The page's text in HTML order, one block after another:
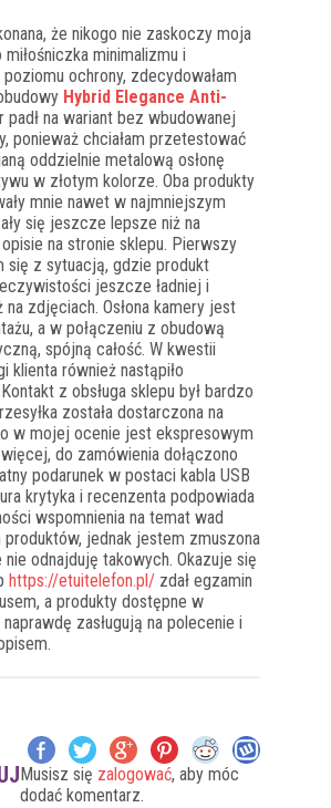
że nikogo nie zaskoczy moja
minimalizmu i
ochrony, zdecydowałam
Hybrid Elegance Anti-
padł na wariant bez wbudowanej
ponieważ chciałam przetestować
oddzielnie metalową osłonę
w złotym kolorze. Oba produkty
mnie nawet w najmniejszym
się jeszcze lepsze niż na
na stronie sklepu. Pierwszy
się z sytuacją, gdzie produkt
jeszcze ładniej i
zdjęciach. Osłona kamery jest
a w połączeniu z obudową
spójną całość. W kwestii
klienta również nastąpiło
z obsługa sklepu był bardzo
została dostarczona na
w mojej ocenie jest ekspresowym
do zamówienia dołączono
podarunek w postaci kabla USB
krytyka i recenzenta podpowiada
wspomnienia na temat wad
produktów, jednak jestem zmuszona
odnajduję takowych. Okazuje się
https://etuitelefon.pl/ zdał egzamin
a produkty dostępne w
zasługują na polecenie i
Musisz się zalogować, aby móc
dodać komentarz.